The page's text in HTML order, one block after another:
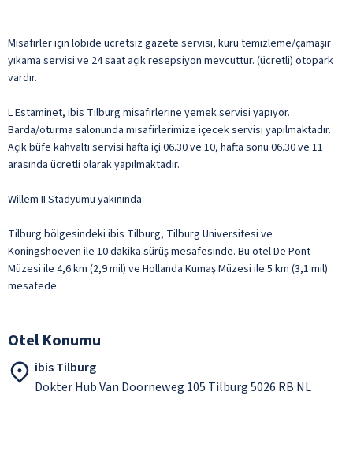
Misafirler için lobide ücretsiz gazete servisi, kuru temizleme/çamaşır
yıkama servisi ve 24 saat açık resepsiyon mevcuttur. (ücretli) otopark
vardır.
L Estaminet, ibis Tilburg misafirlerine yemek servisi yapıyor.
Barda/oturma salonunda misafirlerimize içecek servisi yapılmaktadır.
Açık büfe kahvaltı servisi hafta içi 06.30 ve 10, hafta sonu 06.30 ve 11
arasında ücretli olarak yapılmaktadır.
Willem II Stadyumu yakınında
Tilburg bölgesindeki ibis Tilburg, Tilburg Üniversitesi ve
Koningshoeven ile 10 dakika sürüş mesafesinde. Bu otel De Pont
Müzesi ile 4,6 km (2,9 mil) ve Hollanda Kumaş Müzesi ile 5 km (3,1 mil)
mesafede.
Otel Konumu
ibis Tilburg
Dokter Hub Van Doorneweg 105 Tilburg 5026 RB NL